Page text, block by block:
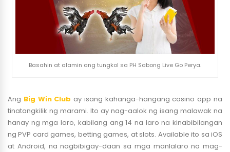
Basahin at alamin ang tungkol sa PH Sabong Live Go Perya.
Ang Big Win Club ay isang kahanga-hangang casino app na
tinatangkilik ng marami. Ito ay nag-aalok ng isang malawak na
hanay ng mga laro, kabilang ang 14 na laro na kinabibilangan
ng PVP card games, betting games, at slots. Available ito sa iOS
at Android, na nagbibigay-daan sa mga manlalaro na mag-